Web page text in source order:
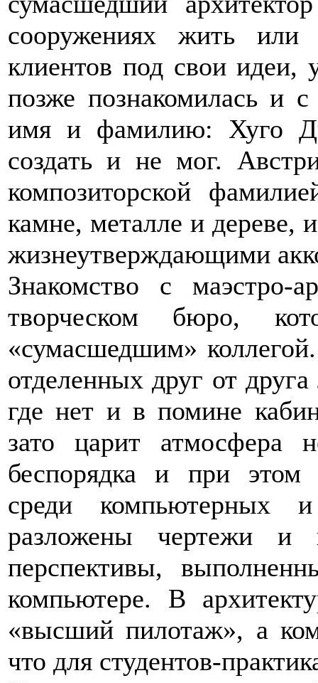
сооружениях жить
клиентов под свои
позже познакомилась и
имя и фамилию: Хуго
создать и не мог.
композиторской
камне, металле и дереве,
жизнеутверждающими
Знакомство с маэстро-
творческом бюро,
«сумасшедшим»
отделенных друг от
где нет и в помине
зато царит атмосфера
беспорядка и при этом
среди компьютерных
разложены чертежи и
перспективы,
компьютере. В
«высший пилотаж», а
что для студентов-